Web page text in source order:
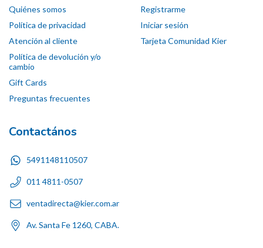
Quiénes somos
Política de privacidad
Atención al cliente
Política de devolución y/o
cambio
Gift Cards
Preguntas frecuentes
Registrarme
Iniciar sesión
Tarjeta Comunidad Kier
Contactános
5491148110507
011 4811-0507
ventadirecta@kier.com.ar
Av. Santa Fe 1260, CABA.